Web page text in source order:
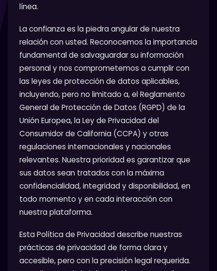
línea.
La confianza es la piedra angular de nuestra
relación con usted. Reconocemos la importancia
fundamental de salvaguardar su información
personal y nos comprometemos a cumplir con
las leyes de protección de datos aplicables,
incluyendo, pero no limitado a, el Reglamento
General de Protección de Datos (RGPD) de la
Unión Europea, la Ley de Privacidad del
Consumidor de California (CCPA) y otras
regulaciones internacionales y nacionales
relevantes. Nuestra prioridad es garantizar que
sus datos sean tratados con la máxima
confidencialidad, integridad y disponibilidad, en
todo momento y en cada interacción con
nuestra plataforma.
Esta Política de Privacidad describe nuestras
prácticas de privacidad de forma clara y
accesible, pero con la precisión legal requerida.